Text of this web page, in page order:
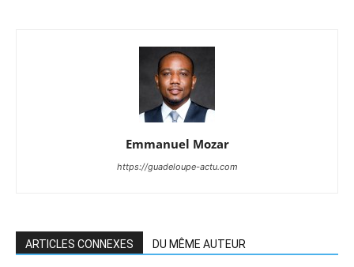
Emmanuel Mozar
https://guadeloupe-actu.com
ARTICLES CONNEXES DU MÊME AUTEUR